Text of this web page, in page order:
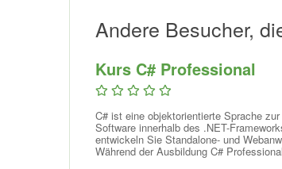
Andere Besucher,
Kurs C# Professional
C# ist eine objektorientierte Sprache
Software innerhalb des .NET-
entwickeln Sie Standalone- und
Während der Ausbildung C#